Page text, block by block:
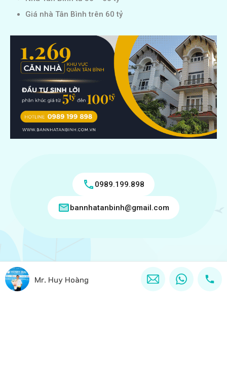
Giá nhà Tân Bình trên 60 tỷ
0989.199.898
bannhatanbinh@gmail.com
Copyright © 2018 - 2026 Bán nhà tân bình Ghi rõ nguồn
"Bannhatanbinh.com.vn" khi phát hành lại thông tin từ website
này.
Mr. Huy Hoàng